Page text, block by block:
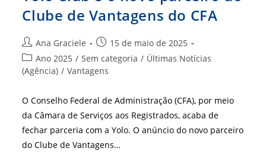
Clube de Vantagens do CFA
Autor
do
post:
Ana Graciele
Post
publicado:
15 de maio de 2025
Categoria
do
Ano 2025 / Sem categoria / Últimas Notícias
(Agência) / Vantagens
O Conselho Federal de Administração (CFA), por meio
da Câmara de Serviços aos Registrados, acaba de
fechar parceria com a Yolo. O anúncio do novo parceiro
do Clube de Vantagens…